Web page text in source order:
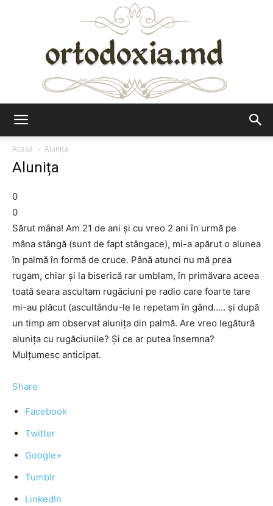
Acasă
Alunița
Alunița
0
0
Sărut mâna! Am 21 de ani și cu vreo 2 ani în urmă pe
mâna stângă (sunt de fapt stângace), mi-a apărut o alunea
în palmă în formă de cruce. Până atunci nu mă prea
rugam, chiar și la biserică rar umblam, în primăvara aceea
toată seara ascultam rugăciuni pe radio care foarte tare
mi-au plăcut (ascultându-le le repetam în gând….. și după
un timp am observat alunița din palmă. Are vreo legătură
alunița cu rugăciunile? Și ce ar putea însemna?
Mulțumesc anticipat.
Share
Facebook
Twitter
Google+
Tumblr
LinkedIn